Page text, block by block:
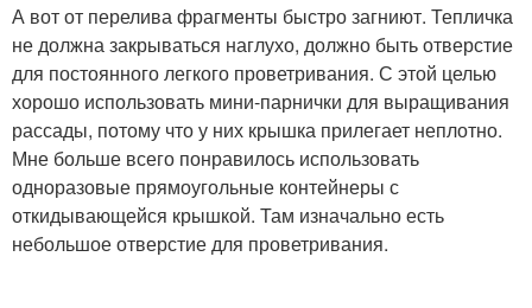
А вот от перелива фрагменты быстро загниют. Тепличка
не должна закрываться наглухо, должно быть отверстие
для постоянного легкого проветривания. С этой целью
хорошо использовать мини-парнички для выращивания
рассады, потому что у них крышка прилегает неплотно.
Мне больше всего понравилось использовать
одноразовые прямоугольные контейнеры с
откидывающейся крышкой. Там изначально есть
небольшое отверстие для проветривания.